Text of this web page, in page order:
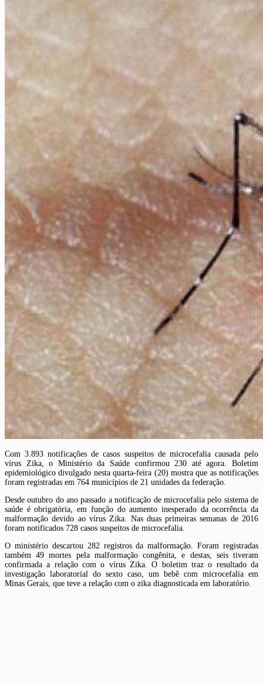
Com 3.893 notificações de casos suspeitos de microcefalia causada pelo
vírus Zika, o Ministério da Saúde confirmou 230 até agora. Boletim
epidemiológico divulgado nesta quarta-feira (20) mostra que as notificações
foram registradas em 764 municípios de 21 unidades da federação.
Desde outubro do ano passado a notificação de microcefalia pelo sistema de
saúde é obrigatória, em função do aumento inesperado da ocorrência da
malformação devido ao vírus Zika. Nas duas primeiras semanas de 2016
foram notificados 728 casos suspeitos de microcefalia.
O ministério descartou 282 registros da malformação. Foram registradas
também 49 mortes pela malformação congênita, e destas, seis tiveram
confirmada a relação com o vírus Zika. O boletim traz o resultado da
investigação laboratorial do sexto caso, um bebê com microcefalia em
Minas Gerais, que teve a relação com o zika diagnosticada em laboratório.